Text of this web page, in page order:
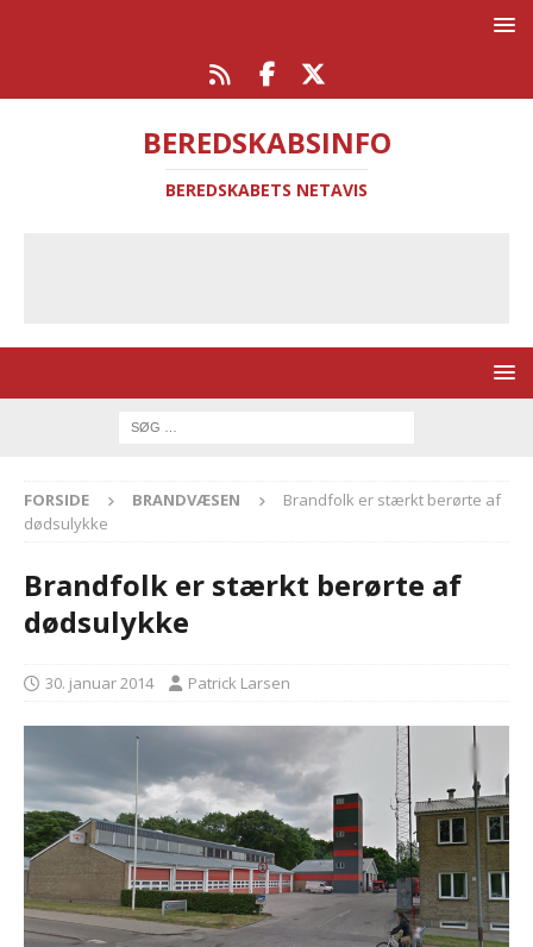
BEREDSKABSINFO
BEREDSKABETS NETAVIS
FORSIDE BRANDVÆSEN
Brandfolk er stærkt berørte af
dødsulykke
Brandfolk er stærkt berørte af
dødsulykke
30. januar 2014 Patrick Larsen